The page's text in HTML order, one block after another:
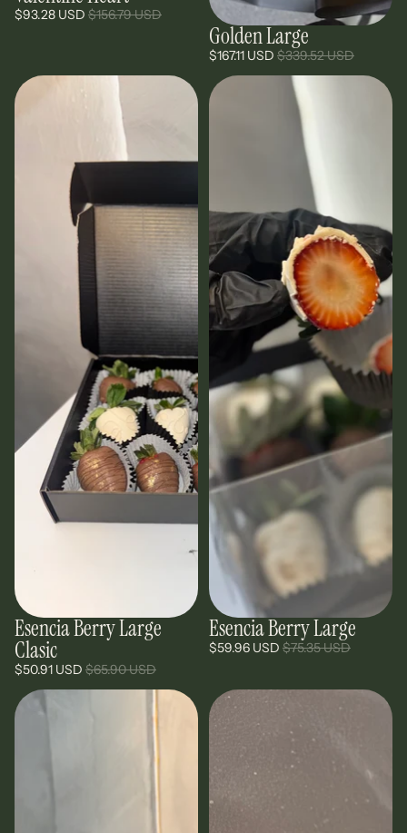
$93.28 USD $156.79 USD
Oferta
Golden Large
$167.11 USD $339.52 USD
Oferta
Esencia Berry Large
Clasic
$50.91 USD $65.90 USD
Oferta
Esencia Berry Large
$59.96 USD $75.35 USD